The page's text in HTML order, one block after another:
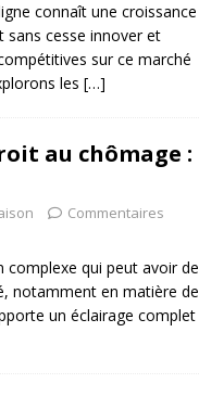
connaît une croissance
sans cesse innover et
sur ce marché
les […]
au chômage :
Commentaires
complexe qui peut avoir de
notamment en matière de
un éclairage complet